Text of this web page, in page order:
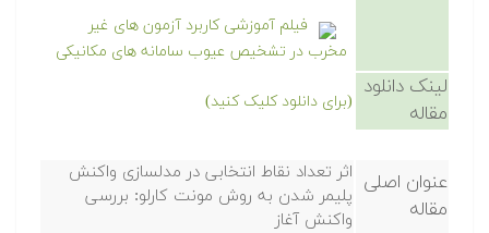
فیلم آموزشی کاربرد آزمون های غیر
مخرب در تشخیص عیوب سامانه های مکانیکی
لینک دانلود
مقاله
(برای دانلود کلیک کنید)
عنوان اصلی
مقاله
اثر تعداد نقاط انتخابی در مدلسازی واکنش
پلیمر شدن به روش مونت کارلو: بررسی
واکنش آغاز